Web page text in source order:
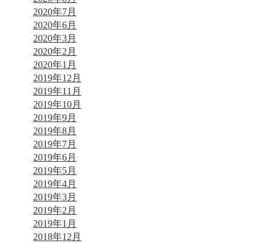
2020年7月
2020年6月
2020年3月
2020年2月
2020年1月
2019年12月
2019年11月
2019年10月
2019年9月
2019年8月
2019年7月
2019年6月
2019年5月
2019年4月
2019年3月
2019年2月
2019年1月
2018年12月